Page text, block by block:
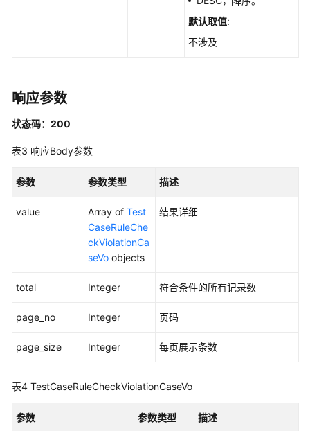
试
管
范
CheckTestCaseFour
默认取值:
不涉及
响应参数
状态码：200
表3 响应Body参数
参数 参数类型 描述
value Array of Test
CaseRuleChe
ckViolationCa
seVo objects
结果详细
total Integer 符合条件的所有记录数
page_no Integer 页码
page_size Integer 每页展示条数
表4 TestCaseRuleCheckViolationCaseVo
参数 参数类型 描述